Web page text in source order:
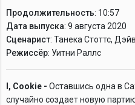
Продолжительность: 10:57
Дата выпуска: 9 августа 2020
Сценарист: Танека Стоттс,
Режиссёр: Уитни Раллс
I, Cookie - Оставшись одна в
случайно создает новую